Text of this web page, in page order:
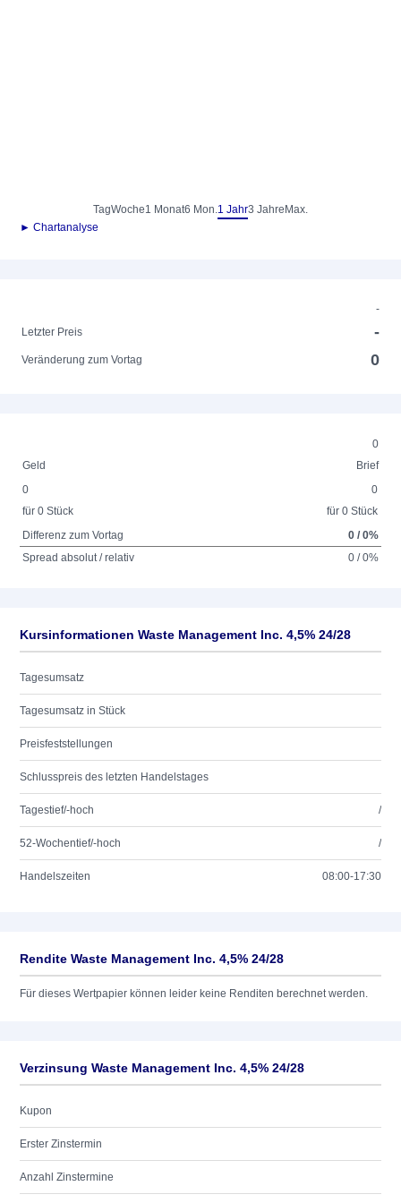
TagWoche1 Monat6 Mon.1 Jahr3 Jahre Max.
► Chartanalyse
-
Letzter Preis
-
Veränderung zum Vortag 0
0
Geld
Brief
0
für 0 Stück
0
für 0 Stück
Differenz zum Vortag
0 / 0%
Spread absolut / relativ
0 / 0%
Kursinformationen Waste Management Inc. 4,5% 24/28
Tagesumsatz
Tagesumsatz in Stück
Preisfeststellungen
Schlusspreis des letzten Handelstages
Tagestief/-hoch /
52-Wochentief/-hoch /
Handelszeiten 08:00-17:30
Rendite Waste Management Inc. 4,5% 24/28
Für dieses Wertpapier können leider keine Renditen berechnet werden.
Verzinsung Waste Management Inc. 4,5% 24/28
Kupon
Erster Zinstermin
Anzahl Zinstermine